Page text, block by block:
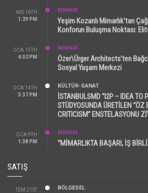
NIS 16TH
1:29 PM
MİMARİ
Yeşim Kozanlı Mimarlık’tan
Konforun Buluşma Noktası:
OCA 15TH
4:02 PM
MİMARİ
Özer\Ürger Architects’ten
Sosyal Yaşam Merkezi
OCA 14TH
3:37 PM
KÜLTÜR-SANAT
İSTANBULSMD “I2P – IDEA TO
STÜDYOSUNDA ÜRETİLEN “ÖZ
CRITICISM” ENSTELASYONU
OCA 9TH
1:38 PM
MİMARİ
“MİMARLIKTA BAŞARI, İŞ
SATIŞ
TEM 21ST
BÖLGESEL